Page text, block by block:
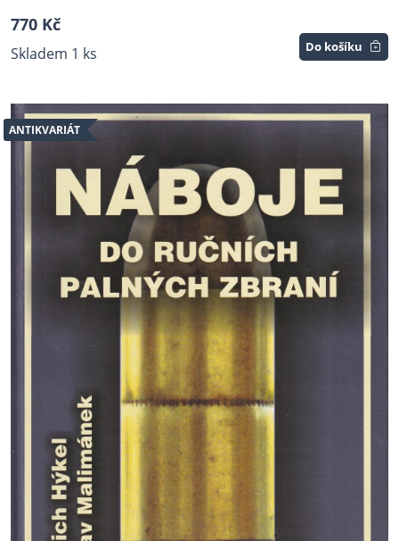
770 Kč
Skladem 1 ks Do košíku
ANTIKVARIÁT